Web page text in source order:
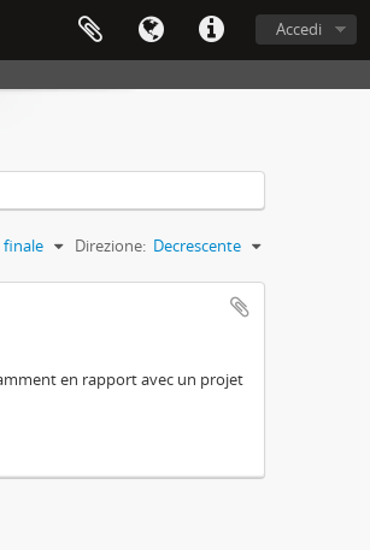
Accedi
finale Direzione: Decrescente
en rapport avec un projet